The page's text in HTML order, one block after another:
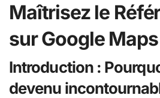
Maîtrisez le
sur Google Maps
Introduction :
devenu